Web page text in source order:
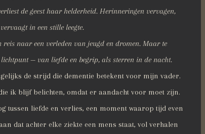
de geest haar helderheid. Herinneringen vervagen,
in een stille leegte.
naar een verleden van jeugd en dromen. Maar te
— van liefde en begrip, als sterren in de nacht.
de strijd die dementie betekent voor mijn vader.
ik blijf belichten, omdat er aandacht voor moet zijn.
tussen liefde en verlies, een moment waarop tijd even
dat achter elke ziekte een mens staat, vol verhalen